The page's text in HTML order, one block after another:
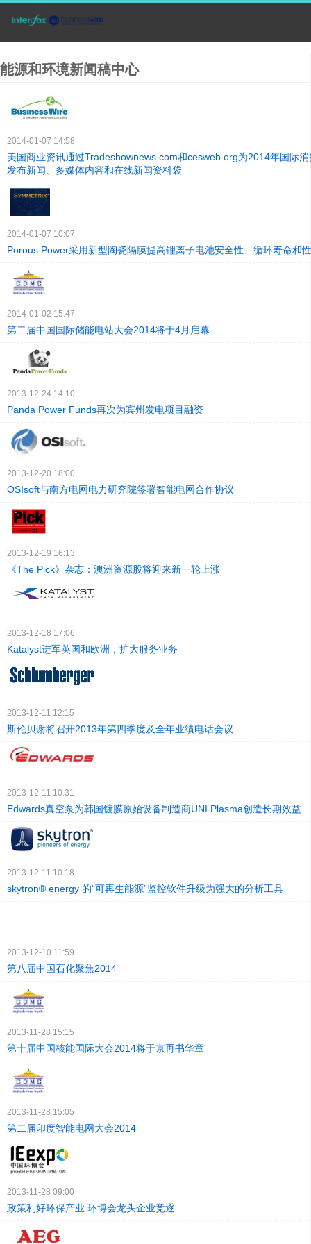
能源和环境新闻稿中心
2014-01-07 14:58
美国商业资讯通过Tradeshownews.com和cesweb.org为2014年国际
发布新闻、多媒体内容和在线新闻资料袋
2014-01-07 10:07
Porous Power采用新型陶瓷隔膜提高锂离子电池安全性、循环寿命和
2014-01-02 15:47
第二届中国国际储能电站大会2014将于4月启幕
2013-12-24 14:10
Panda Power Funds再次为宾州发电项目融资
2013-12-20 18:00
OSIsoft与南方电网电力研究院签署智能电网合作协议
2013-12-19 16:13
《The Pick》杂志：澳洲资源股将迎来新一轮上涨
2013-12-18 17:06
Katalyst进军英国和欧洲，扩大服务业务
2013-12-11 12:15
斯伦贝谢将召开2013年第四季度及全年业绩电话会议
2013-12-11 10:31
Edwards真空泵为韩国镀膜原始设备制造商UNI Plasma创造长期效益
2013-12-11 10:18
skytron® energy 的“可再生能源”监控软件升级为强大的分析工具
2013-12-10 11:59
第八届中国石化聚焦2014
2013-11-28 15:15
第十届中国核能国际大会2014将于京再书华章
2013-11-28 15:05
第二届印度智能电网大会2014
2013-11-28 09:00
政策利好环保产业 环博会龙头企业竞逐